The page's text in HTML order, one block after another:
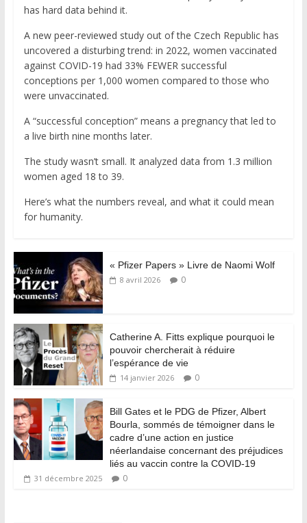
has hard data behind it.
A new peer-reviewed study out of the Czech Republic has
uncovered a disturbing trend: in 2022, women vaccinated
against COVID-19 had 33% FEWER successful
conceptions per 1,000 women compared to those who
were unvaccinated.
A “successful conception” means a pregnancy that led to
a live birth nine months later.
The study wasn’t small. It analyzed data from 1.3 million
women aged 18 to 39.
Here’s what the numbers reveal, and what it could mean
for humanity.
« Pfizer Papers » Livre de Naomi Wolf
8 avril 2026 0
Catherine A. Fitts explique pourquoi le
pouvoir chercherait à réduire
l’espérance de vie
14 janvier 2026 0
Bill Gates et le PDG de Pfizer, Albert
Bourla, sommés de témoigner dans le
cadre d’une action en justice
néerlandaise concernant des préjudices
liés au vaccin contre la COVID-19
31 décembre 2025 0